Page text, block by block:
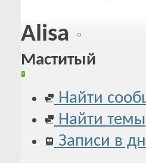
Alisa
Маститый
Найти
Найти темы
Записи в